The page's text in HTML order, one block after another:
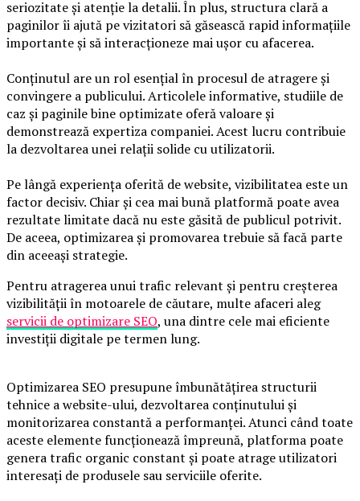
seriozitate și atenție la detalii. În plus, structura clară a
paginilor îi ajută pe vizitatori să găsească rapid informațiile
importante și să interacționeze mai ușor cu afacerea.
Conținutul are un rol esențial în procesul de atragere și
convingere a publicului. Articolele informative, studiile de
caz și paginile bine optimizate oferă valoare și
demonstrează expertiza companiei. Acest lucru contribuie
la dezvoltarea unei relații solide cu utilizatorii.
Pe lângă experiența oferită de website, vizibilitatea este un
factor decisiv. Chiar și cea mai bună platformă poate avea
rezultate limitate dacă nu este găsită de publicul potrivit.
De aceea, optimizarea și promovarea trebuie să facă parte
din aceeași strategie.
Pentru atragerea unui trafic relevant și pentru creșterea
vizibilității în motoarele de căutare, multe afaceri aleg
servicii de optimizare SEO, una dintre cele mai eficiente
investiții digitale pe termen lung.
Optimizarea SEO presupune îmbunătățirea structurii
tehnice a website-ului, dezvoltarea conținutului și
monitorizarea constantă a performanței. Atunci când toate
aceste elemente funcționează împreună, platforma poate
genera trafic organic constant și poate atrage utilizatori
interesați de produsele sau serviciile oferite.